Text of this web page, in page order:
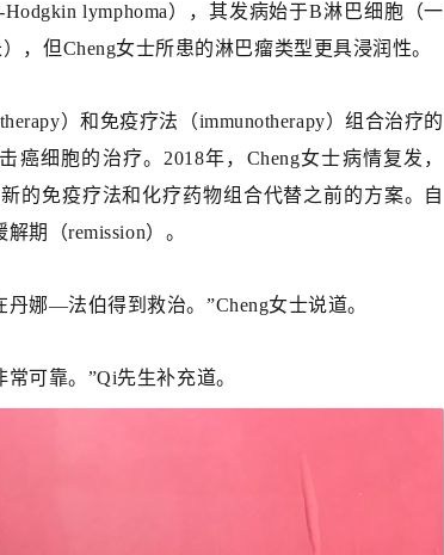
lymphoma），其发病始于B淋巴细胞（一
，但Cheng女士所患的淋巴瘤类型更具浸润性。
）和免疫疗法（immunotherapy）组合治疗的
细胞的治疗。2018年，Cheng女士病情复发，
的免疫疗法和化疗药物组合代替之前的方案。自
期（remission）。
娜—法伯得到救治。”Cheng女士说道。
可靠。”Qi先生补充道。